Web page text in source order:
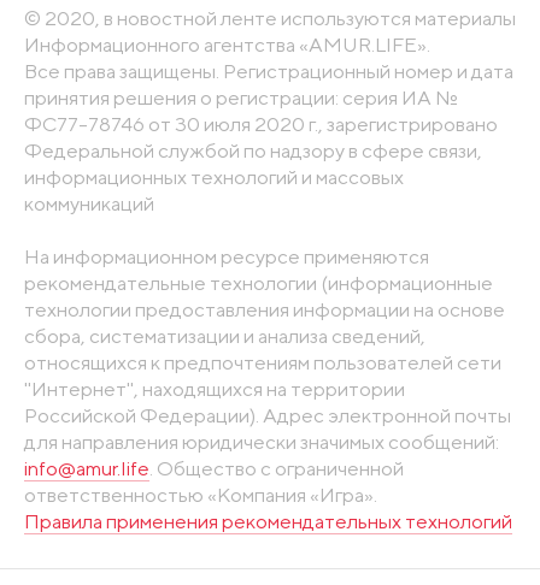
© 2020, в новостной ленте используются материалы
Информационного агентства «AMUR.LIFE».
Все права защищены. Регистрационный номер и дата
принятия решения о регистрации: серия ИА №
ФС77-78746 от 30 июля 2020 г., зарегистрировано
Федеральной службой по надзору в сфере связи,
информационных технологий и массовых
коммуникаций
На информационном ресурсе применяются
рекомендательные технологии (информационные
технологии предоставления информации на основе
сбора, систематизации и анализа сведений,
относящихся к предпочтениям пользователей сети
"Интернет", находящихся на территории
Российской Федерации). Адрес электронной почты
для направления юридически значимых сообщений:
info@amur.life . Общество с ограниченной
ответственностью «Компания «Игра».
Правила применения рекомендательных технологий